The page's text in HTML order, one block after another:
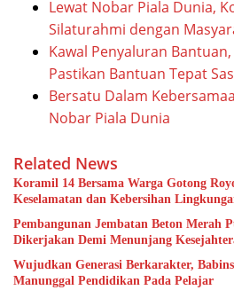
Lewat Nobar Piala Dunia,
Silaturahmi dengan
Kawal Penyaluran
Pastikan Bantuan Tepat
Bersatu Dalam
Nobar Piala Dunia
Related News
Koramil 14 Bersama Warga Gotong
Keselamatan dan Kebersihan
Pembangunan Jembatan Beton Merah
Dikerjakan Demi Menunjang
Wujudkan Generasi Berkarakter,
Manunggal Pendidikan Pada Pelajar